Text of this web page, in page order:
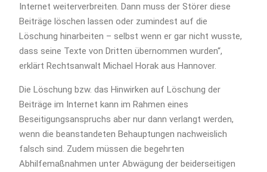
Internet weiterverbreiten. Dann muss der Störer diese
Beiträge löschen lassen oder zumindest auf die
Löschung hinarbeiten – selbst wenn er gar nicht wusste,
dass seine Texte von Dritten übernommen wurden“,
erklärt Rechtsanwalt Michael Horak aus Hannover.
Die Löschung bzw. das Hinwirken auf Löschung der
Beiträge im Internet kann im Rahmen eines
Beseitigungsanspruchs aber nur dann verlangt werden,
wenn die beanstandeten Behauptungen nachweislich
falsch sind. Zudem müssen die begehrten
Abhilfemaßnahmen unter Abwägung der beiderseitigen